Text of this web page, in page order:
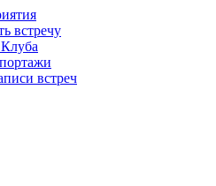
встречу
встреч